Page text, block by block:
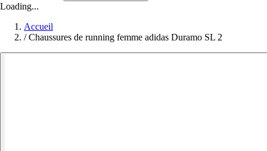
Loading...
Accueil
/ Chaussures de running femme adidas Duramo SL 2